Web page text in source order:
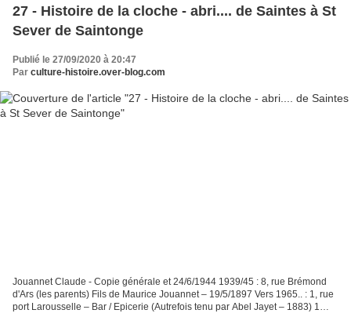
27 - Histoire de la cloche - abri.... de Saintes à St
Sever de Saintonge
Publié le 27/09/2020 à 20:47
Par culture-histoire.over-blog.com
Jouannet Claude - Copie générale et 24/6/1944 1939/45 : 8, rue Brémond
d'Ars (les parents) Fils de Maurice Jouannet – 19/5/1897 Vers 1965.. : 1, rue
port Larousselle – Bar / Epicerie (Autrefois tenu par Abel Jayet – 1883) 1